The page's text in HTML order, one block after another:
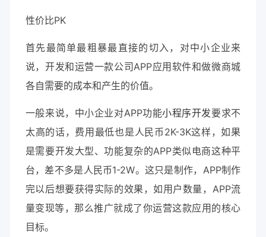
性价比PK
首先最简单最粗暴最直接的切入，对中小企业来
说，开发和运营一款公司APP应用软件和做微商城
各自需要的成本和产生的价值。
一般来说，中小企业对APP功能小程序开发要求不
太高的话，费用最低也是人民币2K-3K这样，如果
是需要开发大型、功能复杂的APP类似电商这种平
台，差不多是人民币1-2W。这只是制作，APP制作
完以后想要获得实际的效果，如用户数量，APP流
量变现等，那么推广就成了你运营这款应用的核心
目标。